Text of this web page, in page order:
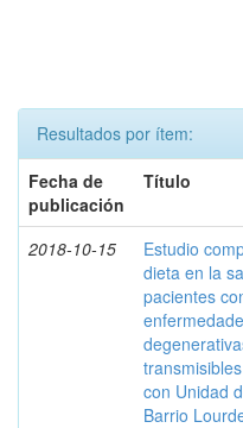
Resultados por ítem:
Fecha de
publicación
Título
2018-10-15
Estudio
dieta en la
pacientes
con Unidad
Barrio